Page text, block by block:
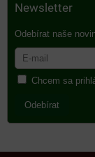
Newsletter
Odebírat naše
Chcem sa
Odebírat